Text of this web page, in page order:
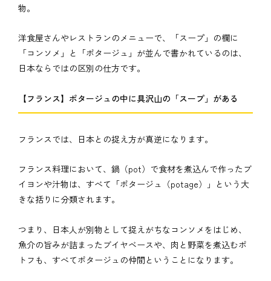
物。
洋食屋さんやレストランのメニューで、「スープ」の欄に
「コンソメ」と「ポタージュ」が並んで書かれているのは、
日本ならではの区別の仕方です。
【フランス】ポタージュの中に具沢山の「スープ」がある
フランスでは、日本との捉え方が真逆になります。
フランス料理において、鍋（pot）で食材を煮込んで作ったブ
イヨンや汁物は、すべて「ポタージュ（potage）」という大
きな括りに分類されます。
つまり、日本人が別物として捉えがちなコンソメをはじめ、
魚介の旨みが詰まったブイヤベースや、肉と野菜を煮込むポ
トフも、すべてポタージュの仲間ということになります。